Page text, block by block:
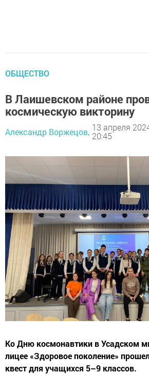
ОБЩЕСТВО
В Лаишевском районе
космическую викторину
Александр Воржецов, 13 апреля
20:45
Ко Дню космонавтики в Усадском
лицее «Здоровое поколение»
квест для учащихся 5–9 классов.